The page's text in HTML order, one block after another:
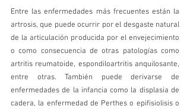
Entre las enfermedades más frecuentes están la
artrosis, que puede ocurrir por el desgaste natural
de la articulación producida por el envejecimiento
o como consecuencia de otras patologías como
artritis reumatoide, espondiloartritis anquilosante,
entre otras. También puede derivarse de
enfermedades de la infancia como la displasia de
cadera, la enfermedad de Perthes o epifisiolisis o